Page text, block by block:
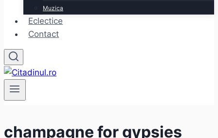
Muzica
Eclectice
Contact
champagne for gypsies